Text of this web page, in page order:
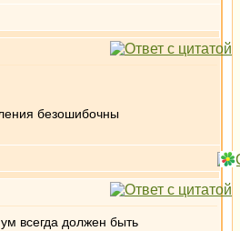
безошибочны
всегда должен быть